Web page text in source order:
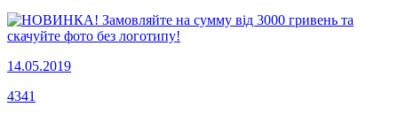
14.05.2019
4341